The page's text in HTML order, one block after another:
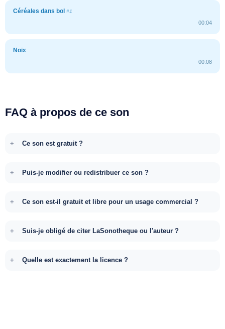
Céréales dans bol #1
00:04
Noix
00:08
FAQ à propos de ce son
Ce son est gratuit ?
Puis-je modifier ou redistribuer ce son ?
Ce son est-il gratuit et libre pour un usage commercial ?
Suis-je obligé de citer LaSonotheque ou l'auteur ?
Quelle est exactement la licence ?